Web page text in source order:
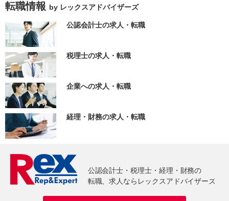
転職情報 by レックスアドバイザーズ
公認会計士の求人・転職
税理士の求人・転職
企業への求人・転職
経理・財務の求人・転職